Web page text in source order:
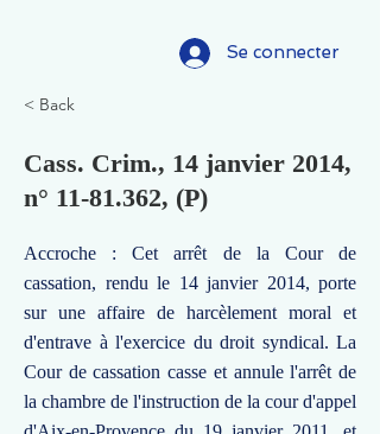
Se connecter
< Back
Cass. Crim., 14 janvier 2014,
n° 11-81.362, (P)
Accroche : Cet arrêt de la Cour de
cassation, rendu le 14 janvier 2014, porte
sur une affaire de harcèlement moral et
d'entrave à l'exercice du droit syndical. La
Cour de cassation casse et annule l'arrêt de
la chambre de l'instruction de la cour d'appel